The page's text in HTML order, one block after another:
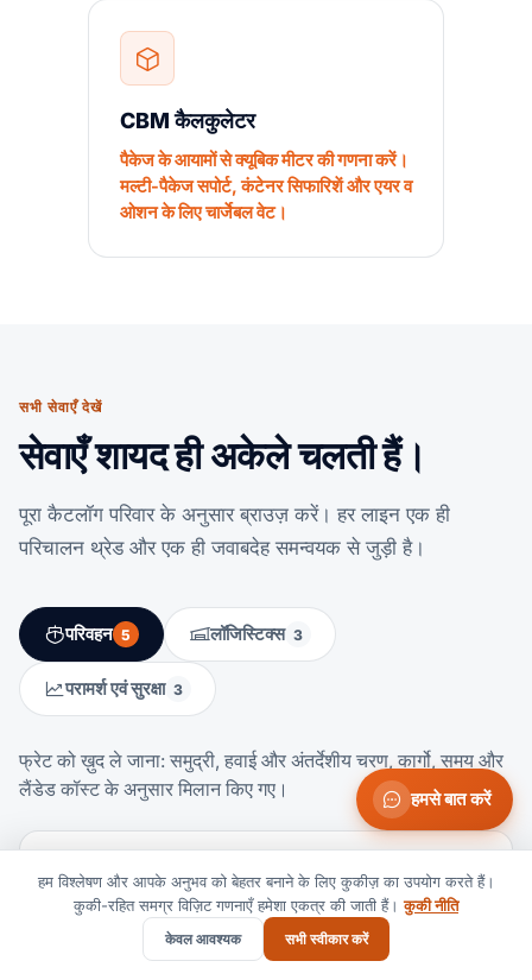
CBM कैलकुलेटर
पैकेज के आयामों से क्यूबिक मीटर की गणना करें।
मल्टी-पैकेज सपोर्ट, कंटेनर सिफारिशें और एयर व
ओशन के लिए चार्जेबल वेट।
सभी सेवाएँ देखें
सेवाएँ शायद ही अकेले चलती हैं।
पूरा कैटलॉग परिवार के अनुसार ब्राउज़ करें। हर लाइन एक ही
परिचालन थ्रेड और एक ही जवाबदेह समन्वयक से जुड़ी है।
परिवहन 5 लॉजिस्टिक्स 3
परामर्श एवं सुरक्षा 3
फ्रेट को ख़ुद ले जाना: समुद्री, हवाई और अंतर्देशीय चरण, कार्गो, समय और
लैंडेड कॉस्ट के अनुसार मिलान किए गए।
वैश्विक माल अग्रेषण
एंड-टू-एंड, डोर-टू-डोर समन्वय।
हमसे बात करें
हम विश्लेषण और आपके अनुभव को बेहतर बनाने के लिए कुकीज़ का उपयोग करते हैं।
कुकी-रहित समग्र विज़िट गणनाएँ हमेशा एकत्र की जाती हैं।कुकी नीति
केवल आवश्यक सभी स्वीकार करें